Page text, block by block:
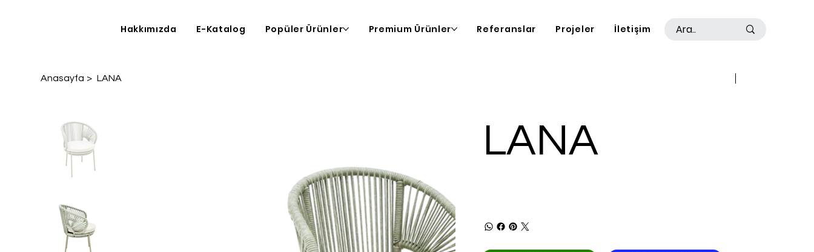
Hakkımızda E-Katalog Popüler Ürünler Premium Ürünler Referanslar Projeler İletişim
Anasayfa > LANA
LANA